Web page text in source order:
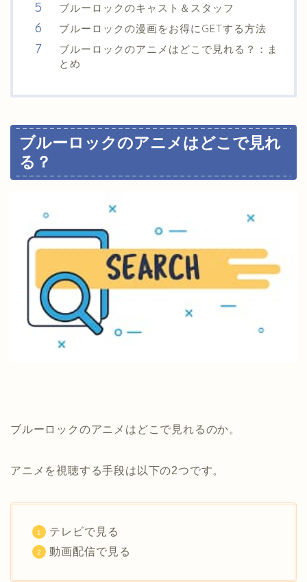
ブルーロックのキャスト＆スタッフ
ブルーロックの漫画をお得にGETする方法
ブルーロックのアニメはどこで見れる？：ま
とめ
ブルーロックのアニメはどこで見れ
る？
ブルーロックのアニメはどこで見れるのか。
アニメを視聴する手段は以下の2つです。
テレビで見る
動画配信で見る